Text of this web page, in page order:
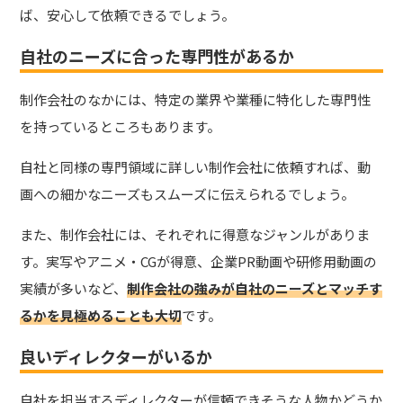
ば、安心して依頼できるでしょう。
自社のニーズに合った専門性があるか
制作会社のなかには、特定の業界や業種に特化した専門性
を持っているところもあります。
自社と同様の専門領域に詳しい制作会社に依頼すれば、動
画への細かなニーズもスムーズに伝えられるでしょう。
また、制作会社には、それぞれに得意なジャンルがありま
す。実写やアニメ・CGが得意、企業PR動画や研修用動画の
実績が多いなど、制作会社の強みが自社のニーズとマッチす
るかを見極めることも大切です。
良いディレクターがいるか